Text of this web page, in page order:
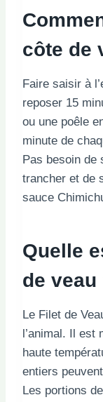
côte de
Faire saisir à
reposer 15
ou une poêle
minute de
Pas besoin
trancher et de
sauce
Quelle
de veau
Le Filet de
l’animal. Il
haute
entiers
Les portions